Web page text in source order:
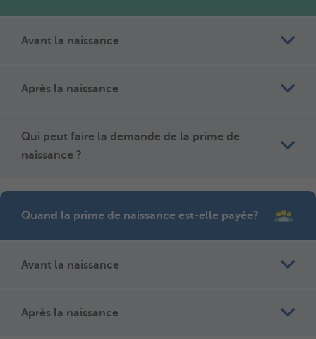
Avant la naissance
Après la naissance
Qui peut faire la demande de la prime de
naissance ?
Quand la prime de naissance est-elle payée?
Avant la naissance
Après la naissance